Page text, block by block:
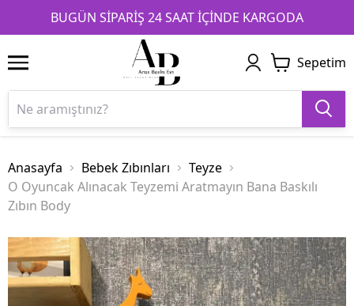
BUGÜN SİPARİŞ 24 SAAT İÇİNDE KARGODA
1 2 3
Sepetim
Anasayfa Bebek Zıbınları
Teyze
O Oyuncak Alınacak Teyzemi Aratmayın Bana Baskılı
Zıbın Body